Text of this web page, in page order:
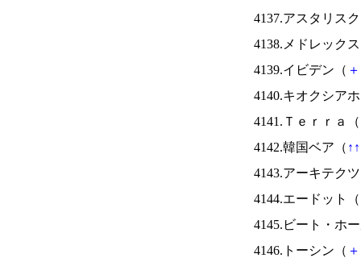
4137.アスタリス
4138.メドレック
4139.イビデン（ ＋
4140.キオクシア
4141.Ｔｅｒｒａ（
4142.韓国ベア（ ↑ ↑
4143.アーキテク
4144.エードット（
4145.ビート・ホ
4146.トーシン（ ＋